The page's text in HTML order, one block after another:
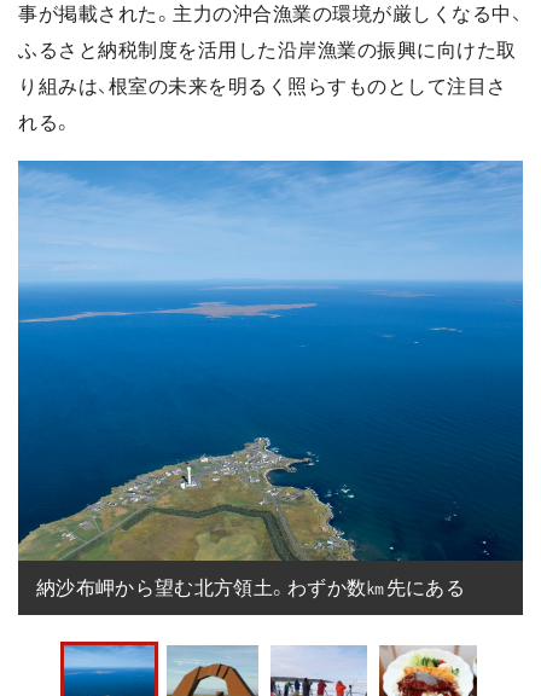
事が掲載された。主力の沖合漁業の環境が厳しくなる中、
ふるさと納税制度を活用した沿岸漁業の振興に向けた取
り組みは、根室の未来を明るく照らすものとして注目さ
れる。
納沙布岬から望む北方領土。わずか数㎞先にある